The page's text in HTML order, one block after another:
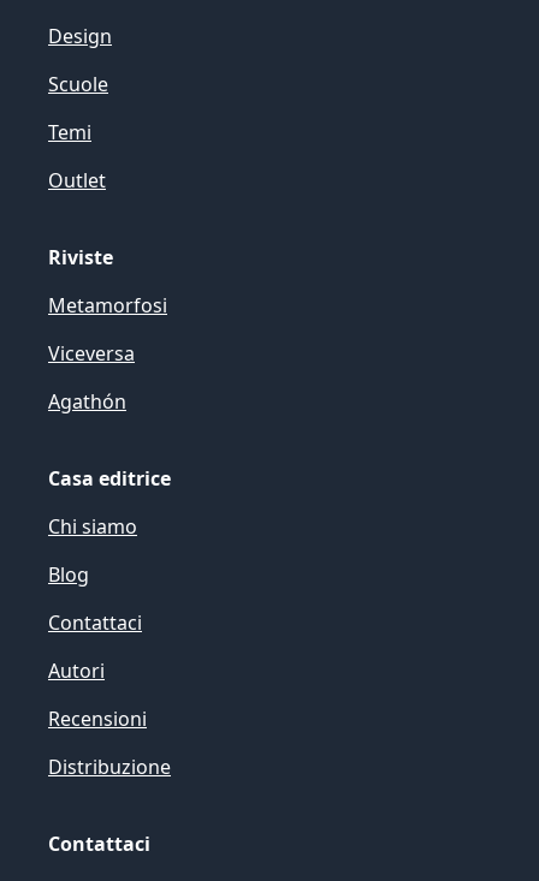
Design
Scuole
Temi
Outlet
Riviste
Metamorfosi
Viceversa
Agathón
Casa editrice
Chi siamo
Blog
Contattaci
Autori
Recensioni
Distribuzione
Contattaci